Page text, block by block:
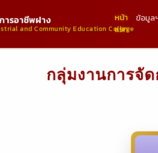
ารอาชีพฝาง
and Community Education College
หน้า
แรก
ข้อมูล
กลุ่มงานการจัด